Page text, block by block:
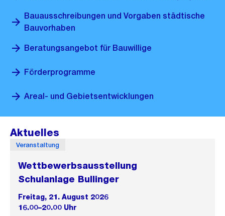
Bauausschreibungen und Vorgaben städtische
Bauvorhaben
Beratungsangebot für Bauwillige
Förderprogramme
Areal- und Gebietsentwicklungen
Aktuelles
Veranstaltung
Wettbewerbsausstellung
Schulanlage Bullinger
Freitag, 21. August 2026
16.00–20.00 Uhr